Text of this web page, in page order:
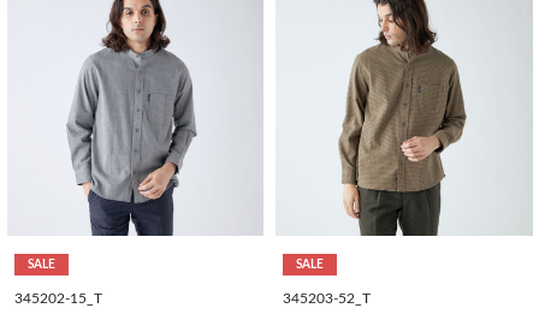
SALE
345202-15_T
SALE
345203-52_T